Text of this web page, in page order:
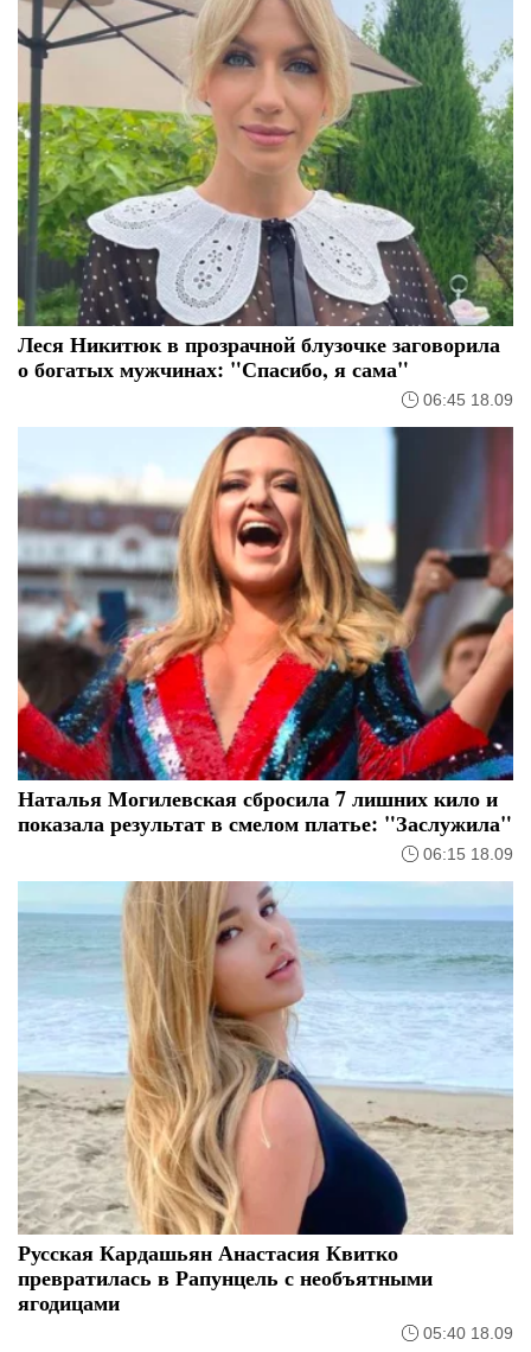
Леся Никитюк в прозрачной блузочке заговорила
о богатых мужчинах: "Спасибо, я сама"
06:45 18.09
Наталья Могилевская сбросила 7 лишних кило и
показала результат в смелом платье: "Заслужила"
06:15 18.09
Русская Кардашьян Анастасия Квитко
превратилась в Рапунцель с необъятными
ягодицами
05:40 18.09